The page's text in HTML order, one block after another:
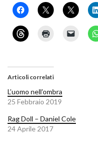
Articoli correlati
L’uomo nell’ombra
25 Febbraio 2019
Rag Doll – Daniel Cole
24 Aprile 2017